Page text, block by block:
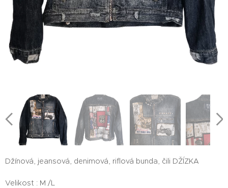
Džínová, jeansová, denimová, riflová bunda, čili DŽÍZKA
Velikost : M /L